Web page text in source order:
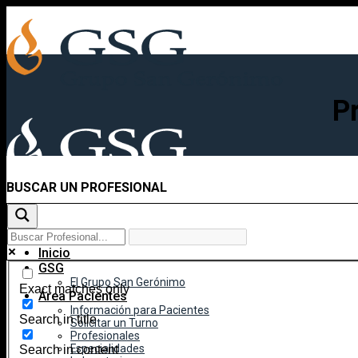
content
Inicio
GSG
El Grupo San Gerónimo
Área Pacientes
Información para Pacientes
Solicitar un Turno
Profesionales
Especialidades
BUSCAR UN PROFESIONAL
Exact matches only
Search in title
Search in content